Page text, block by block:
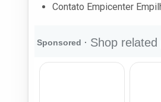
Contato Empicenter